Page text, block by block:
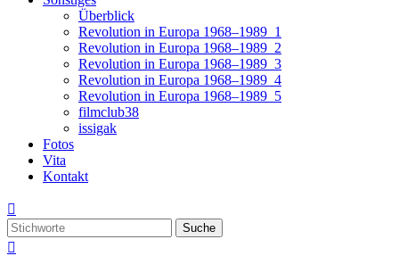
Überblick
Revolution in Europa 1968–1989_1
Revolution in Europa 1968–1989_2
Revolution in Europa 1968–1989_3
Revolution in Europa 1968–1989_4
Revolution in Europa 1968–1989_5
filmclub38
issigak
Fotos
Vita
Kontakt

Suche
